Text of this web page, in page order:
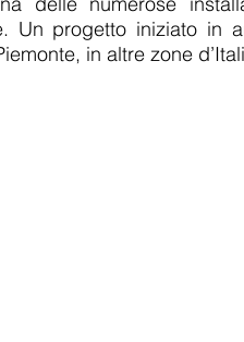
Un progetto iniziato
in altre zone